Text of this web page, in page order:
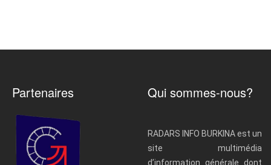
Partenaires Qui sommes-nous?
RADARS INFO BURKINA est un
site multimédia
d’information générale dont